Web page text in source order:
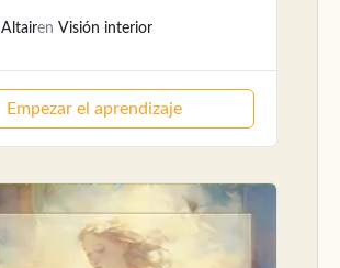
Altairen Visión interior
Empezar el aprendizaje